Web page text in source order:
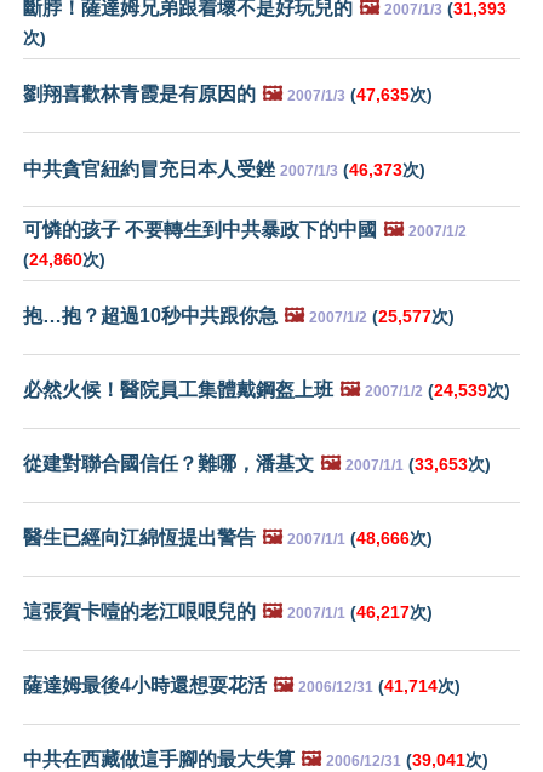
斷脖！薩達姆兄弟跟着壞不是好玩兒的 🖼️ 2007/1/3 (31,393
次)
劉翔喜歡林青霞是有原因的 🖼️ 2007/1/3 (47,635次)
中共貪官紐約冒充日本人受銼 2007/1/3 (46,373次)
可憐的孩子 不要轉生到中共暴政下的中國 🖼️ 2007/1/2
(24,860次)
抱…抱？超過10秒中共跟你急 🖼️ 2007/1/2 (25,577次)
必然火候！醫院員工集體戴鋼盔上班 🖼️ 2007/1/2 (24,539次)
從建對聯合國信任？難哪，潘基文 🖼️ 2007/1/1 (33,653次)
醫生已經向江綿恆提出警告 🖼️ 2007/1/1 (48,666次)
這張賀卡噎的老江哏哏兒的 🖼️ 2007/1/1 (46,217次)
薩達姆最後4小時還想耍花活 🖼️ 2006/12/31 (41,714次)
中共在西藏做這手腳的最大失算 🖼️ 2006/12/31 (39,041次)